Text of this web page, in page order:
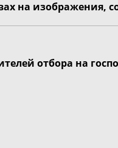
на изображения,
отбора на